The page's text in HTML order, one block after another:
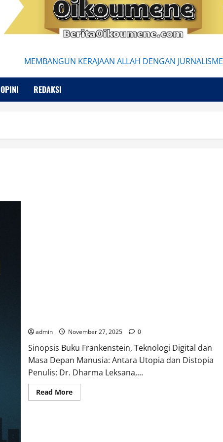
MEMBANGUN KERAJAAN ALLAH DENGAN JURNALISME
OPINI REDAKSI
admin November 27, 2025 0
Sinopsis Buku Frankenstein, Teknologi Digital dan
Masa Depan Manusia: Antara Utopia dan Distopia
Penulis: Dr. Dharma Leksana,...
Read MoreRead
more